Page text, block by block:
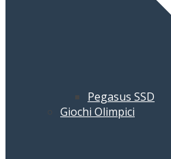
Pegasus SSD
Giochi Olimpici